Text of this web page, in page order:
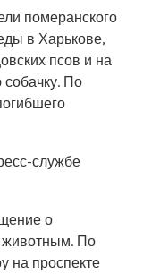
померанского
в Харькове,
псов и на
собачку. По
службе
о
животным. По
на проспекте